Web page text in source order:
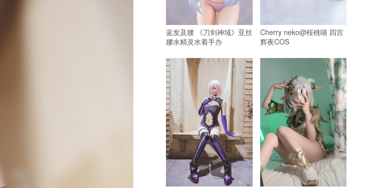
蓝发及腰 《刀剑神域》亚丝
娜水精灵水着手办
Cherry neko@桜桃喵 四宫
辉夜COS